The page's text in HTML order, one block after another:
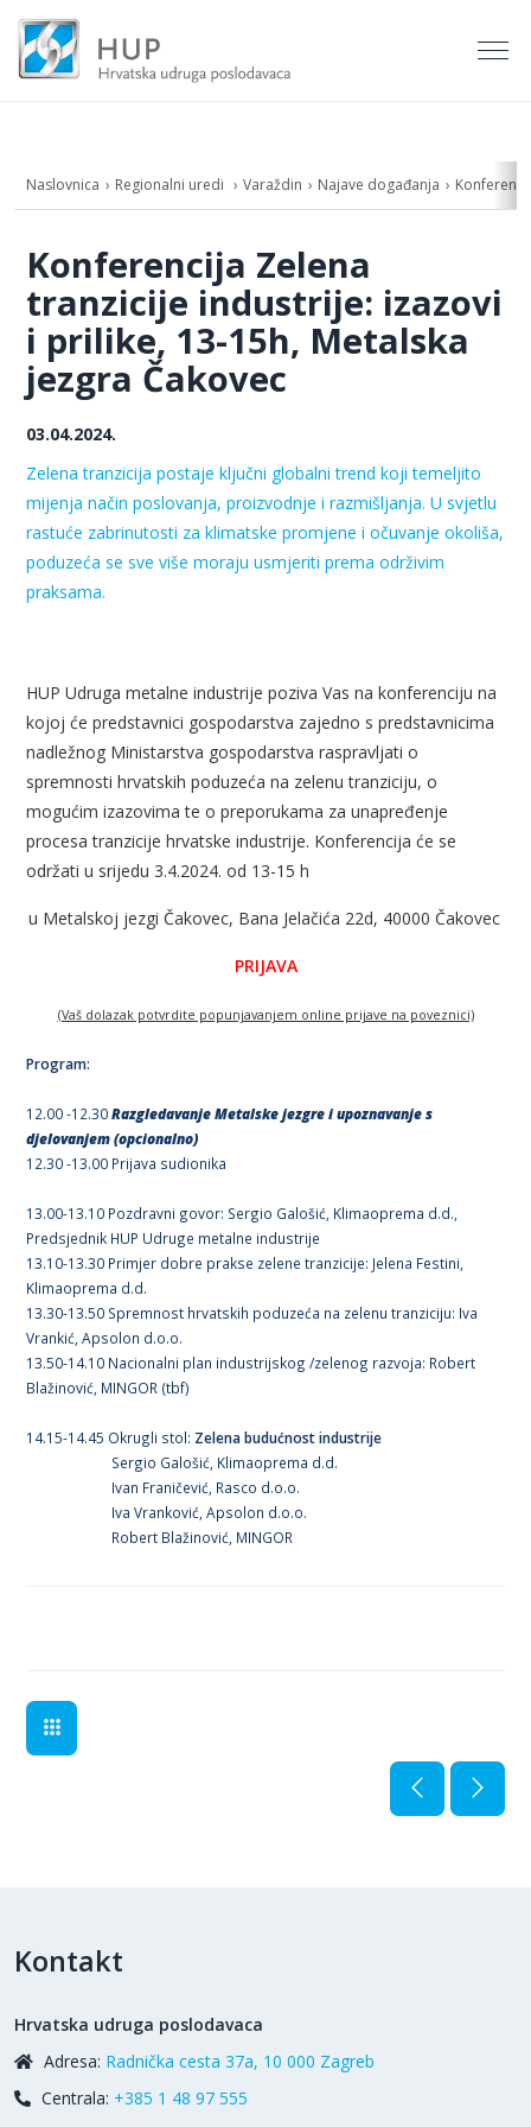
Naslovnica Regionalni uredi Varaždin Najave događanja
Konferencija Zelena
tranzicije industrije: izazovi
i prilike, 13-15h, Metalska
jezgra Čakovec
03.04.2024.
Zelena tranzicija postaje ključni globalni trend koji temeljito
mijenja način poslovanja, proizvodnje i razmišljanja. U svjetlu
rastuće zabrinutosti za klimatske promjene i očuvanje okoliša,
poduzeća se sve više moraju usmjeriti prema održivim
praksama.
HUP Udruga metalne industrije poziva Vas na konferenciju na
kojoj će predstavnici gospodarstva zajedno s predstavnicima
nadležnog Ministarstva gospodarstva raspravljati o
spremnosti hrvatskih poduzeća na zelenu tranziciju, o
mogućim izazovima te o preporukama za unapređenje
procesa tranzicije hrvatske industrije. Konferencija će se
održati u srijedu 3.4.2024. od 13-15 h
u Metalskoj jezgi Čakovec, Bana Jelačića 22d, 40000 Čakovec
PRIJAVA
(Vaš dolazak potvrdite popunjavanjem online prijave na poveznici)
Program:
12.00 -12.30Razgledavanje Metalske jezgre i upoznavanje s
djelovanjem (opcionalno)
12.30 -13.00 Prijava sudionika
13.00-13.10 Pozdravni govor: Sergio Galošić, Klimaoprema d.d.,
Predsjednik HUP Udruge metalne industrije
13.10-13.30 Primjer dobre prakse zelene tranzicije: Jelena Festini,
Klimaoprema d.d.
13.30-13.50 Spremnost hrvatskih poduzeća na zelenu tranziciju: Iva
Vrankić, Apsolon d.o.o.
13.50-14.10 Nacionalni plan industrijskog /zelenog razvoja: Robert
Blažinović, MINGOR (tbf)
14.15-14.45 Okrugli stol: Zelena budućnost industrije
Sergio Galošić, Klimaoprema d.d.
Ivan Franičević, Rasco d.o.o.
Iva Vranković, Apsolon d.o.o.
Robert Blažinović, MINGOR
Kontakt
Hrvatska udruga poslodavaca
Adresa: Radnička cesta 37a, 10 000 Zagreb
Centrala: +385 1 48 97 555